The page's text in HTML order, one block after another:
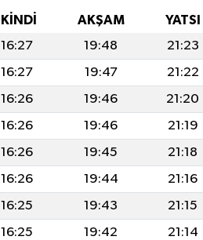
İKINDI AKŞAM
YATSI
16:27 19:48
21:23
16:27 19:47
21:22
16:26 19:46
21:20
16:26 19:46
21:19
16:26 19:45
21:18
16:26 19:44
21:16
16:25 19:43
21:15
16:25 19:42
21:14